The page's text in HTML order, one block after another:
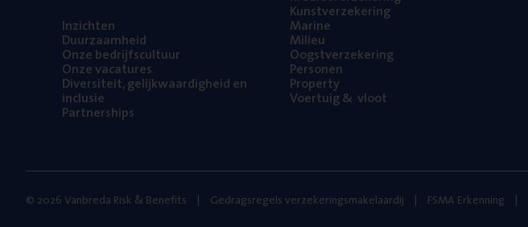
Inzich­ten
Duur­zaam­heid
Onze bedrijfs­cul­tuur
Onze vaca­tu­res
Diver­si­teit, gelijk­waar­dig­heid en
inclusie
Part­ner­ships
Kunst­ver­ze­ke­ring
Mari­ne
Mili­eu
Oogst­ver­ze­ke­ring
Per­so­nen
Pro­per­ty
Voer­tuig& vloot
© 2026 Vanbreda Risk & Benefits Gedragsregels verzekeringsmakelaardij FSMA Erkenning